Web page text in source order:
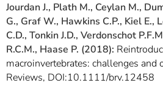
Jourdan J., Plath M., Ceylan M.,
G., Graf W., Hawkins C.P., Kiel E.,
C.D., Tonkin J.D., Verdonschot
R.C.M., Haase P. (2018):
macroinvertebrates: challenges
Reviews, DOI:10.1111/brv.12458